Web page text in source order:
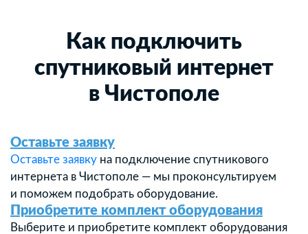
Как подключить
спутниковый интернет
в Чистополе
Оставьте заявку
Оставьте заявку на подключение спутникового
интернета в Чистополе — мы проконсультируем
и поможем подобрать оборудование.
Приобретите комплект оборудования
Выберите и приобретите комплект оборудования